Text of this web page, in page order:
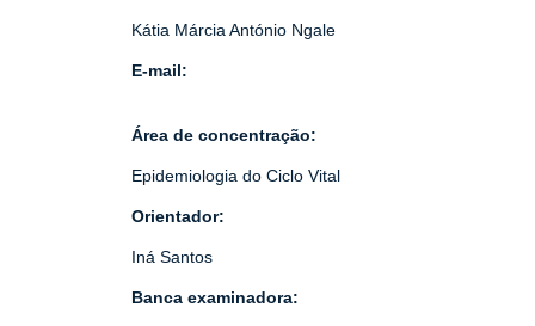
Kátia Márcia António Ngale
E-mail:
Área de concentração:
Epidemiologia do Ciclo Vital
Orientador:
Iná Santos
Banca examinadora: